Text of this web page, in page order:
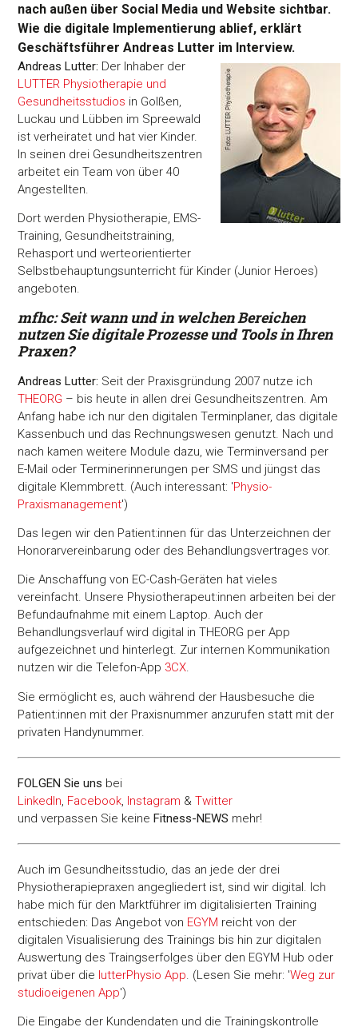
nach außen über Social Media und Website sichtbar.
Wie die digitale Implementierung ablief, erklärt
Geschäftsführer Andreas Lutter im Interview.
Andreas Lutter: Der Inhaber der
LUTTER Physiotherapie und
Gesundheitsstudios in Golßen,
Luckau und Lübben im Spreewald
ist verheiratet und hat vier Kinder.
In seinen drei Gesundheitszentren
arbeitet ein Team von über 40
Angestellten.
Dort werden Physiotherapie, EMS-
Training, Gesundheitstraining,
Rehasport und werteorientierter
Selbstbehauptungsunterricht für Kinder (Junior Heroes)
angeboten.
mfhc:Seit wann und in welchen Bereichen
nutzen Sie digitaleProzesse und Tools in Ihren
Praxen?
Andreas Lutter: Seit der Praxisgründung 2007 nutze ich
THEORG – bis heute in allen drei Gesundheitszentren. Am
Anfang habe ich nur den digitalen Terminplaner, das digitale
Kassenbuch und das Rechnungswesen genutzt. Nach und
nach kamen weitere Module dazu, wie Terminversand per
E-Mail oder Terminerinnerungen per SMS und jüngst das
digitale Klemmbrett. (Auch interessant: 'Physio-
Praxismanagement')
Das legen wir den Patient:innen für das Unterzeichnen der
Honorarvereinbarung oder des Behandlungsvertrages vor.
Die Anschaffung von EC-Cash-Geräten hat vieles
vereinfacht. Unsere Physiotherapeut:innen arbeiten bei der
Befundaufnahme mit einem Laptop. Auch der
Behandlungsverlauf wird digital in THEORG per App
aufgezeichnet und hinterlegt. Zur internen Kommunikation
nutzen wir die Telefon-App 3CX.
Sie ermöglicht es, auch während der Hausbesuche die
Patient:innen mit der Praxisnummer anzurufen statt mit der
privaten Handynummer.
FOLGEN Sie uns bei
LinkedIn, Facebook, Instagram &Twitter
und verpassen Sie keineFitness-NEWS mehr!
Auch im Gesundheitsstudio, das an jede der drei
Physiotherapiepraxen angegliedert ist, sind wir digital. Ich
habe mich für den Marktführer im digitalisierten Training
entschieden: Das Angebot von EGYM reicht von der
digitalen Visualisierung des Trainings bis hin zur digitalen
Auswertung des Traingserfolges über den EGYM Hub oder
privat über die lutterPhysio App. (Lesen Sie mehr: 'Weg zur
studioeigenen App')
Die Eingabe der Kundendaten und die Trainingskontrolle